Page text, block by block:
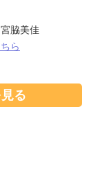
宮脇美佳
ら
る